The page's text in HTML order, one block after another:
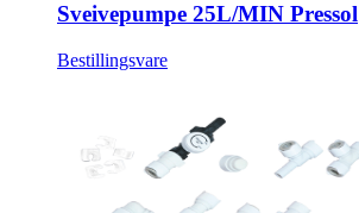
Sveivepumpe 25L/MIN Pressol
Bestillingsvare